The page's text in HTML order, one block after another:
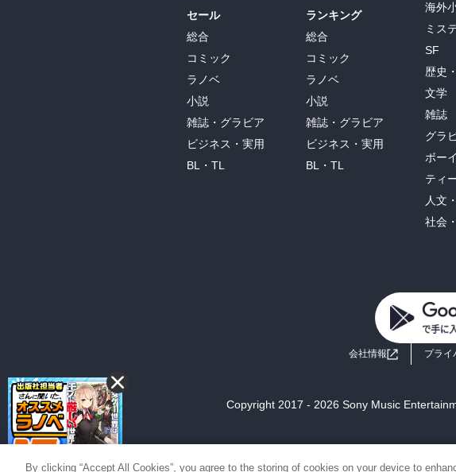
セール
総合
コミック
ラノベ
小説
雑誌・グラビア
ビジネス・実用
BL・TL
ランキング
総合
コミック
ラノベ
小説
雑誌・グラビア
ビジネス・実用
BL・TL
海外
ミス
SF
歴史
文学
雑誌
グラ
ボー
ティ
人文
社会
会社情報 プライ
Copyright 2017 - 2026 Sony Music
By clicking “Accept All Cookies”, you agree to the storing of cookies on your device to